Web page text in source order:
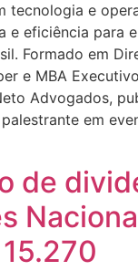
tecnologia e
e eficiência para
Formado em
e MBA
Advogados,
em
de